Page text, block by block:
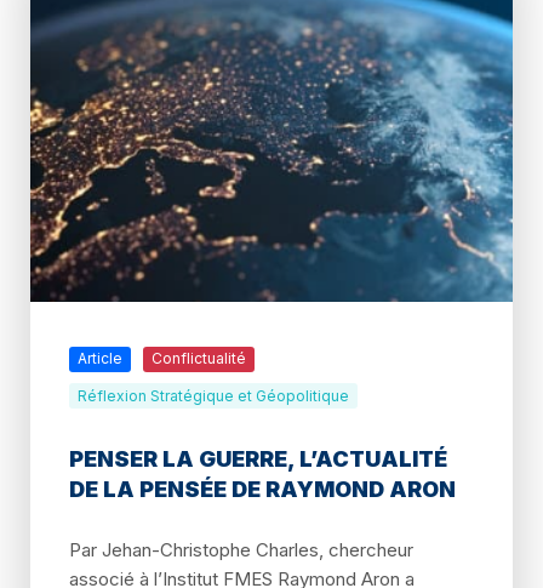
Article Conflictualité
Réflexion Stratégique et Géopolitique
PENSER LA GUERRE, L’ACTUALITÉ
DE LA PENSÉE DE RAYMOND ARON
Par Jehan-Christophe Charles, chercheur
associé à l’Institut FMES Raymond Aron a